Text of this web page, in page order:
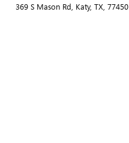
369 S Mason Rd, Katy, TX, 77450